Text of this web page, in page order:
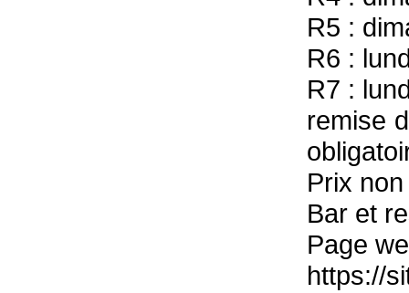
R5 :
R6 :
R7 :
remise
Prix
Bar et
Page
https://